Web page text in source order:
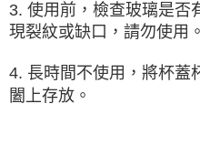
3. 使用前，檢查玻璃是否
現裂紋或缺口，請勿使用。
4. 長時間不使用，將杯蓋
闔上存放。